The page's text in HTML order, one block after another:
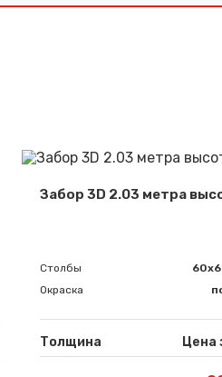
Забор 3D 2.03 метра
Столбы
Окраска
Толщина Цена